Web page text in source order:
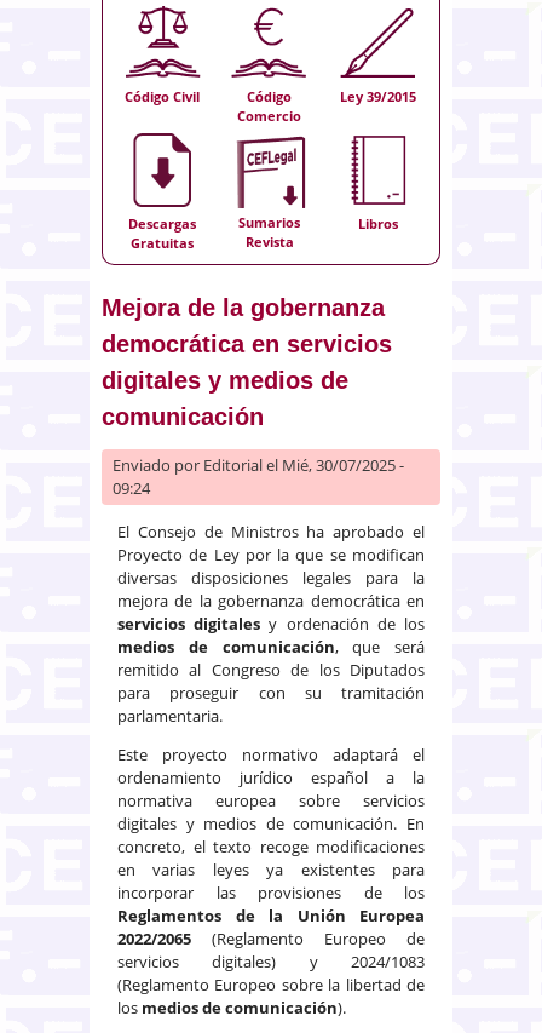
Código Civil
Código
Comercio
Ley 39/2015
Descargas
Gratuitas
Sumarios
Revista
Libros
Mejora de la gobernanza
democrática en servicios
digitales y medios de
comunicación
Enviado por Editorialel Mié, 30/07/2025 -
09:24
El Consejo de Ministros ha aprobado el
Proyecto de Ley por la que se modifican
diversas disposiciones legales para la
mejora de la gobernanza democrática en
servicios digitales y ordenación de los
medios de comunicación, que será
remitido al Congreso de los Diputados
para proseguir con su tramitación
parlamentaria.
Este proyecto normativo adaptará el
ordenamiento jurídico español a la
normativa europea sobre servicios
digitales y medios de comunicación. En
concreto, el texto recoge modificaciones
en varias leyes ya existentes para
incorporar las provisiones de los
Reglamentos de la Unión Europea
2022/2065 (Reglamento Europeo de
servicios digitales) y 2024/1083
(Reglamento Europeo sobre la libertad de
los medios de comunicación).